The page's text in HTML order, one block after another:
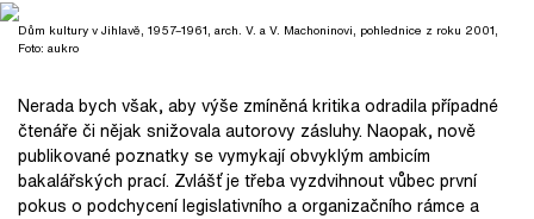
Dům kultury v Jihlavě, 1957–1961, arch. V. a V. Machoninovi, pohlednice z roku 2001,
Foto: aukro
Nerada bych však, aby výše zmíněná kritika odradila případné
čtenáře či nějak snižovala autorovy zásluhy. Naopak, nově
publikované poznatky se vymykají obvyklým ambicím
bakalářských prací. Zvlášť je třeba vyzdvihnout vůbec první
pokus o podchycení legislativního a organizačního rámce a